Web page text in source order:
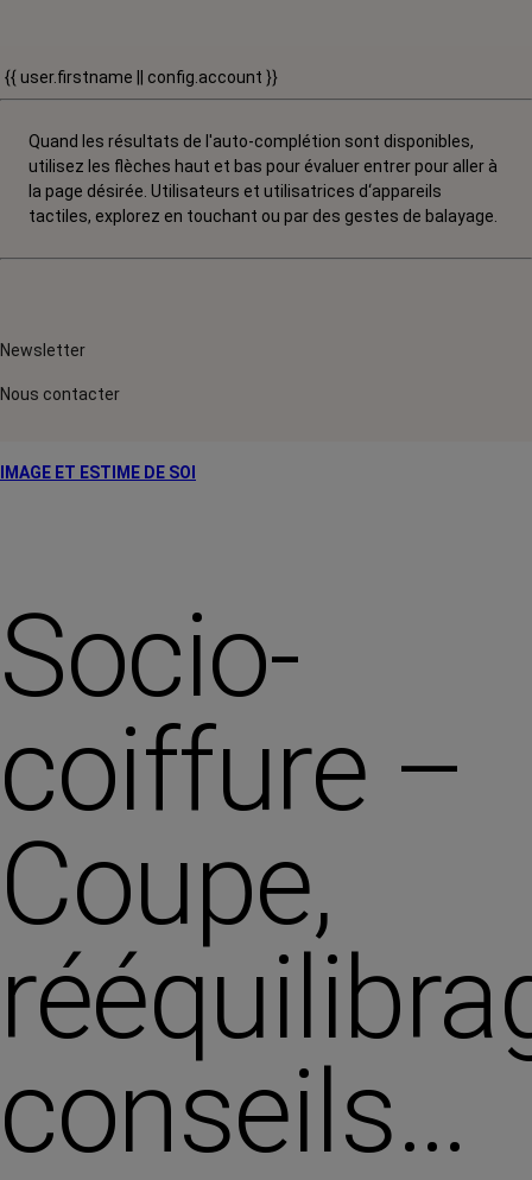
{{ user.firstname || config.account }}
Quand les résultats de l'auto-complétion sont disponibles,
utilisez les flèches haut et bas pour évaluer entrer pour aller à
la page désirée. Utilisateurs et utilisatrices d‘appareils
tactiles, explorez en touchant ou par des gestes de balayage.
Newsletter
Nous contacter
IMAGE ET ESTIME DE SOI
Socio-
coiffure –
Coupe,
conseils…